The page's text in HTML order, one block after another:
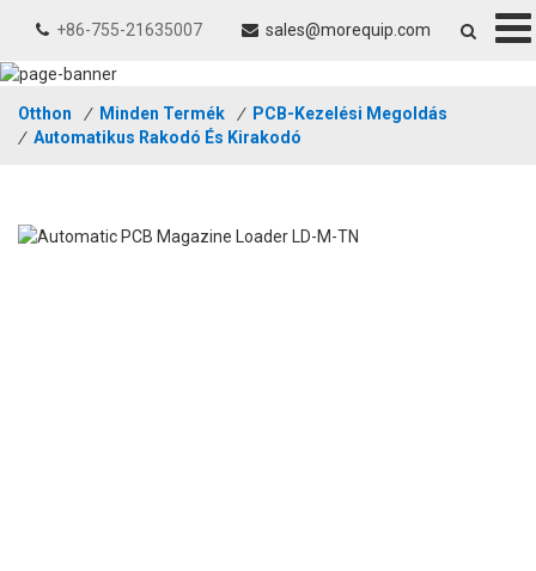
+86-755-21635007 sales@morequip.com
Otthon / Minden Termék /
PCB-Kezelési Megoldás
/ Automatikus Rakodó És Kirakodó